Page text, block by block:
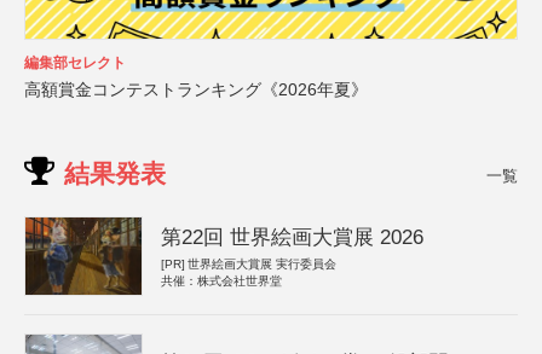
編集部セレクト
高額賞金コンテストランキング《2026年夏》
結果発表 一覧
第22回 世界絵画大賞展 2026
[PR] 世界絵画大賞展 実行委員会
共催：株式会社世界堂